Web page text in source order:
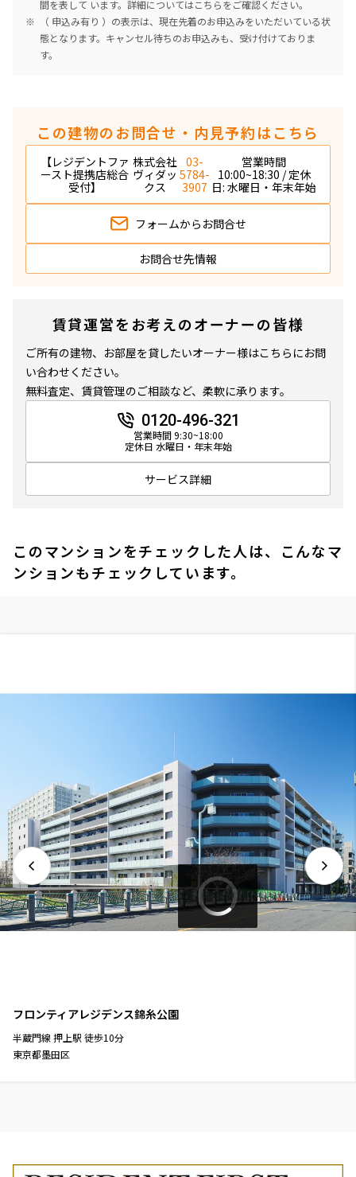
間を表して います。詳細についてはこちらをご確認ください。
（ 申込み有り ）の表示は、現在先着のお申込みをいただいている状
態となります。キャンセル待ちのお申込みも、受け付けておりま
す。
この建物のお問合せ・内見予約はこちら
【レジデントファ
ースト提携店総合
受付】
株式会社
ヴィダッ
クス
03-
5784-
3907
営業時間
10:00~18:30 / 定休
日: 水曜日・年末年始
フォームから お問合せ
お問合せ先情報
賃貸運営をお考えのオーナーの皆様
ご所有の建物、お部屋を貸したいオーナー様はこちらにお問
い合わせください。
無料査定、賃貸管理のご相談など、柔軟に承ります。
0120-496-321
営業時間 9:30~18:00
定休日 水曜日・年末年始
サービス詳細
このマンションをチェックした人は、こんなマ
ンションもチェックしています。
フロンティアレジデンス錦糸公園
半蔵門線 押上駅 徒歩10分
東京都墨田区